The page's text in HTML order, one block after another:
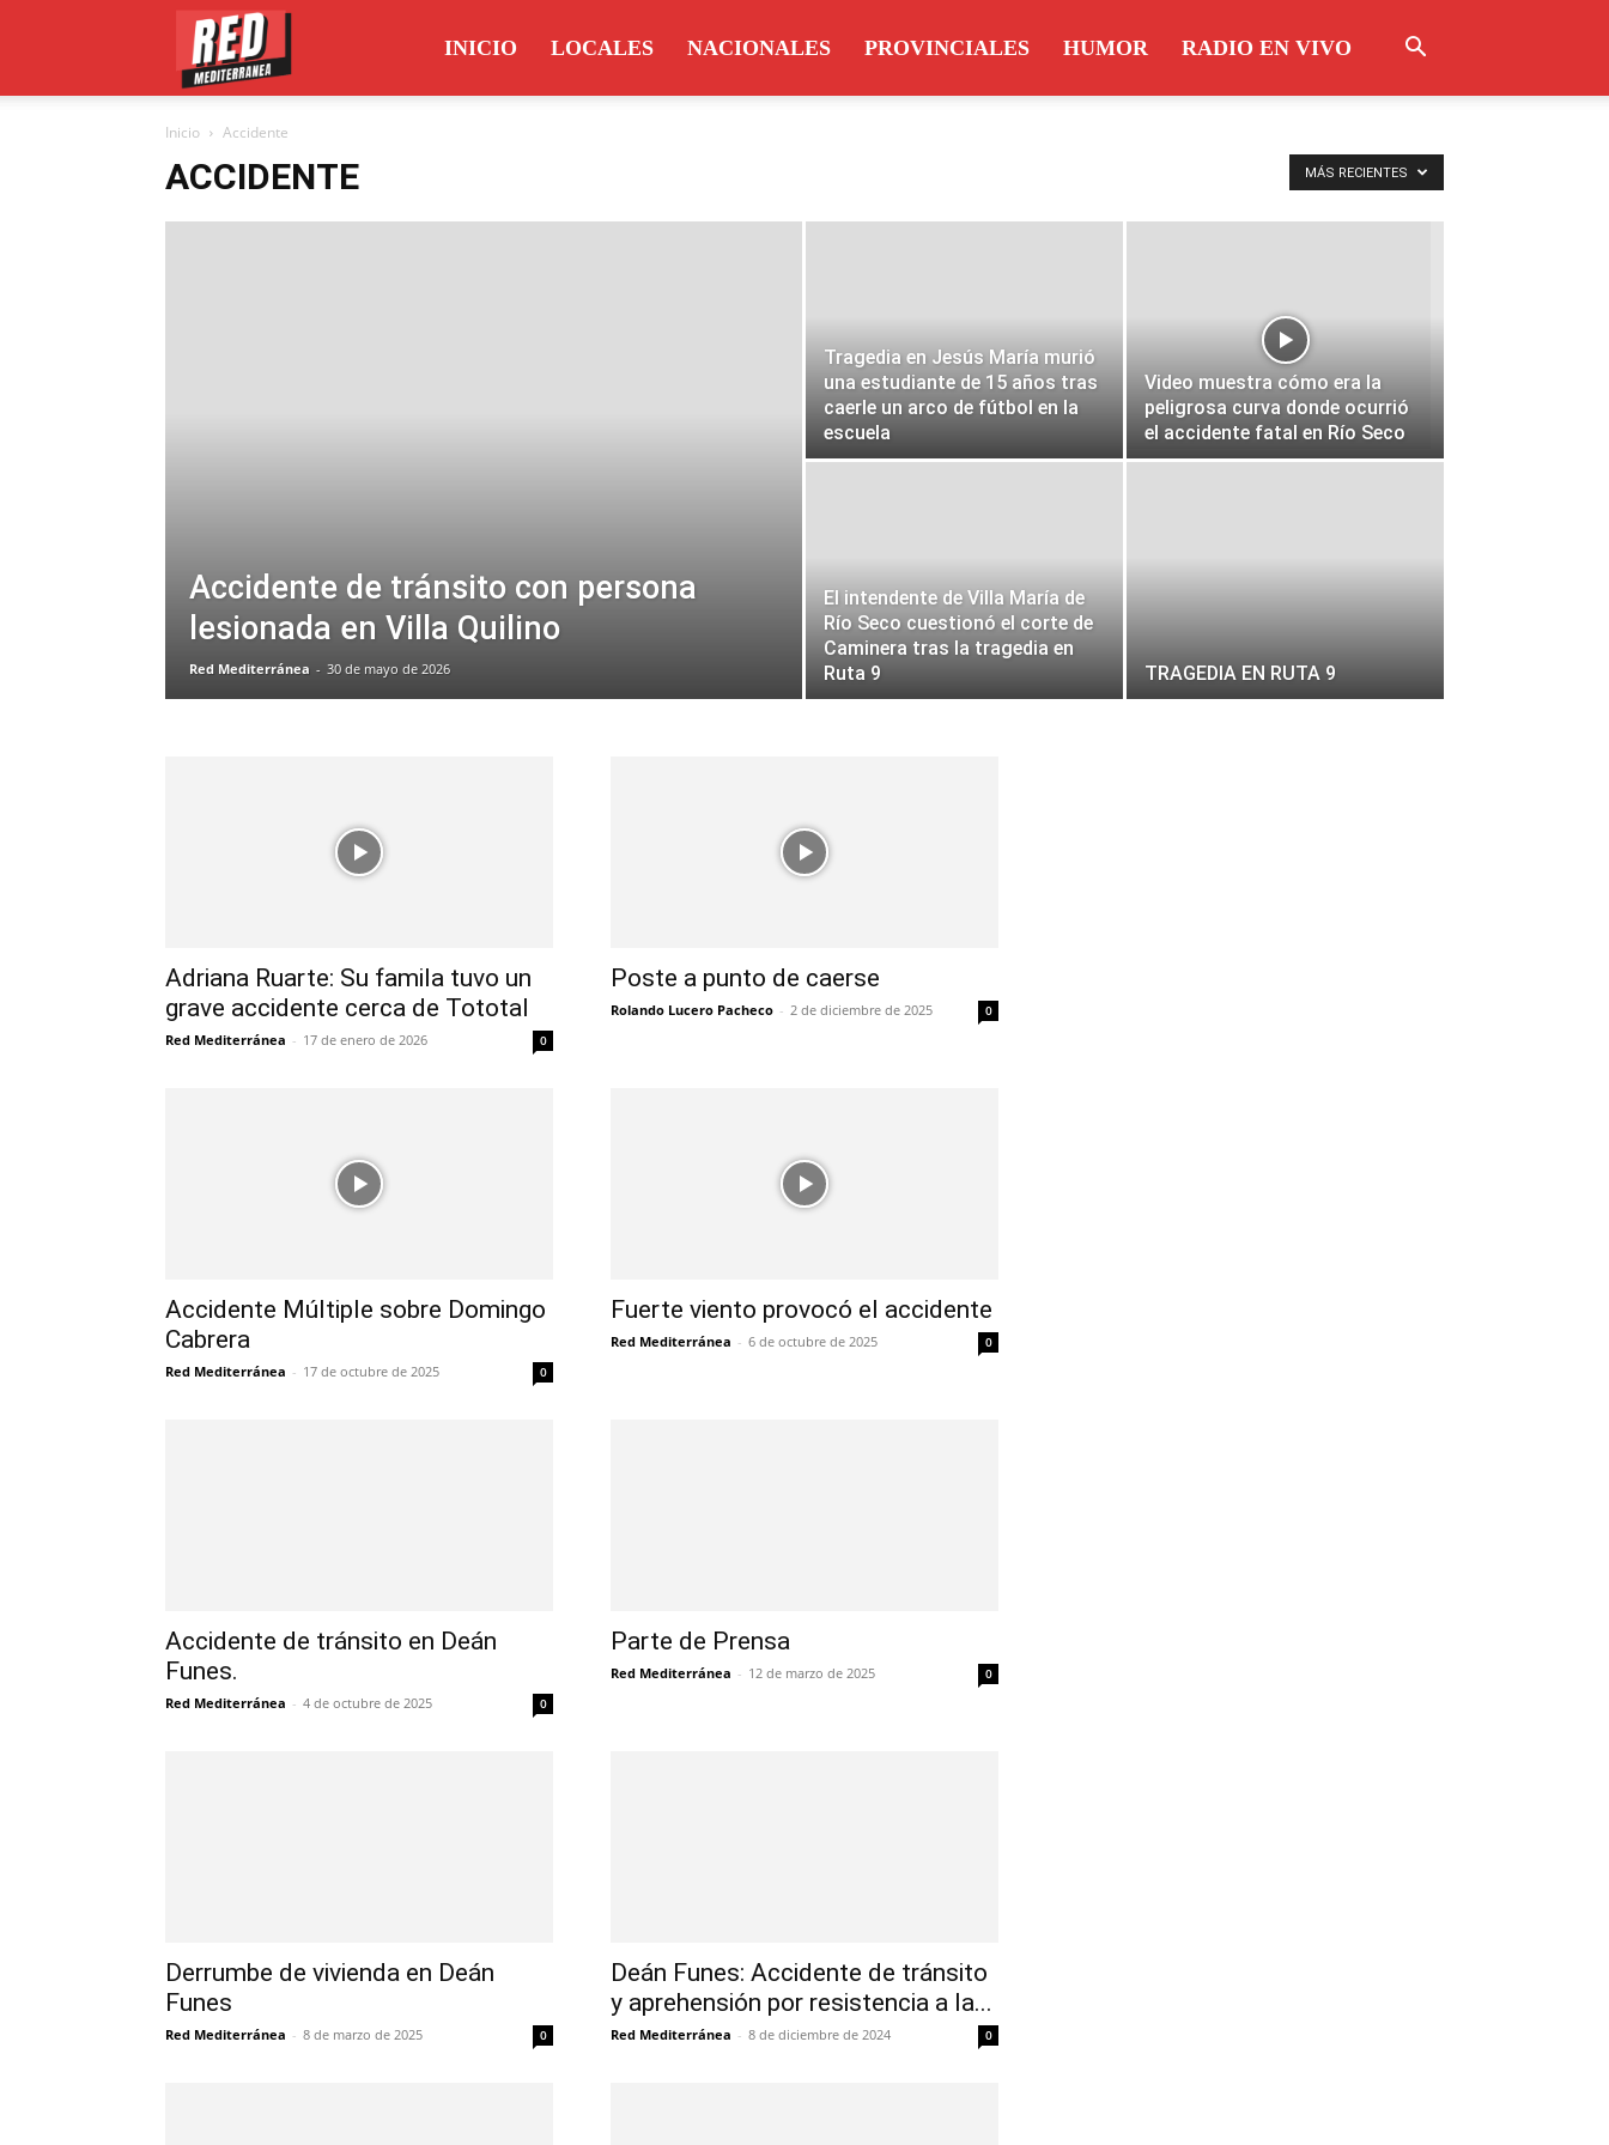
INICIO LOCALES NACIONALES PROVINCIALES HUMOR RADIO EN VIVO
Inicio Accidente
ACCIDENTE MÁS RECIENTES
Accidente de tránsito con persona
lesionada en Villa Quilino
Red Mediterránea - 30 de mayo de 2026
Tragedia en Jesús María murió
una estudiante de 15 años tras
caerle un arco de fútbol en la
escuela
Video muestra cómo era la
peligrosa curva donde ocurrió
el accidente fatal en Río Seco
El intendente de Villa María de
Río Seco cuestionó el corte de
Caminera tras la tragedia en
Ruta 9
TRAGEDIA EN RUTA 9
Adriana Ruarte: Su famila tuvo un
grave accidente cerca de Tototal
Red Mediterránea - 17 de enero de 2026 0
Poste a punto de caerse
Rolando Lucero Pacheco - 2 de diciembre de 2025 0
Accidente Múltiple sobre Domingo
Cabrera
Red Mediterránea - 17 de octubre de 2025 0
Fuerte viento provocó el accidente
Red Mediterránea - 6 de octubre de 2025 0
Accidente de tránsito en Deán
Funes.
Red Mediterránea - 4 de octubre de 2025 0
Parte de Prensa
Red Mediterránea - 12 de marzo de 2025 0
Derrumbe de vivienda en Deán
Funes
Red Mediterránea - 8 de marzo de 2025 0
Deán Funes: Accidente de tránsito
y aprehensión por resistencia a la...
Red Mediterránea - 8 de diciembre de 2024 0